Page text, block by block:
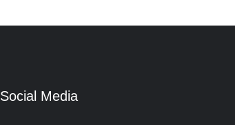
Social Media